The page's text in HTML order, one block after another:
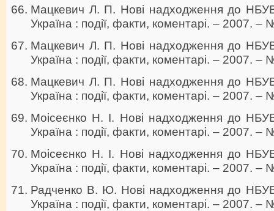
Мацкевич Л. П. Нові надходження до
Україна : події, факти, коментарі. – 2007.
Мацкевич Л. П. Нові надходження до
Україна : події, факти, коментарі. – 2007.
Мацкевич Л. П. Нові надходження до
Україна : події, факти, коментарі. – 2007.
Моісеєнко Н. І. Нові надходження до
Україна : події, факти, коментарі. – 2007.
Моісеєнко Н. І. Нові надходження до
Україна : події, факти, коментарі. – 2007.
Радченко В. Ю. Нові надходження до
Україна : події, факти, коментарі. – 2007.